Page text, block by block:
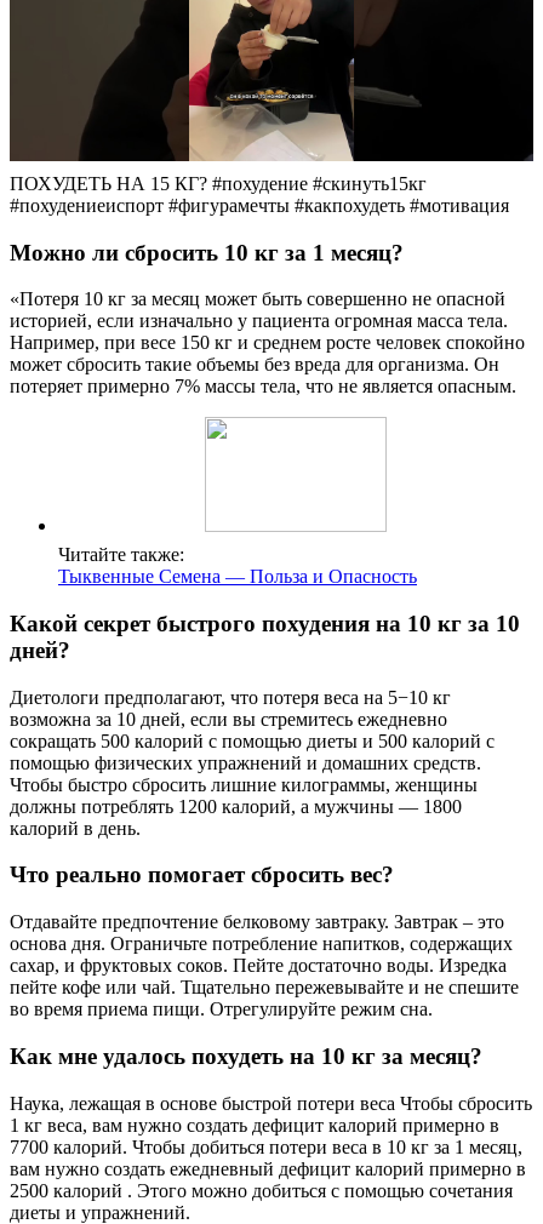
ПОХУДЕТЬ НА 15 КГ? #похудение #скинуть15кг
#похудениеиспорт #фигурамечты #какпохудеть #мотивация
Можно ли сбросить 10 кг за 1 месяц?
«Потеря 10 кг за месяц может быть совершенно не опасной
историей, если изначально у пациента огромная масса тела.
Например, при весе 150 кг и среднем росте человек спокойно
может сбросить такие объемы без вреда для организма. Он
потеряет примерно 7% массы тела, что не является опасным.
Читайте также:
Тыквенные Семена — Польза и Опасность
Какой секрет быстрого похудения на 10 кг за 10
дней?
Диетологи предполагают, что потеря веса на 5−10 кг
возможна за 10 дней, если вы стремитесь ежедневно
сокращать 500 калорий с помощью диеты и 500 калорий с
помощью физических упражнений и домашних средств.
Чтобы быстро сбросить лишние килограммы, женщины
должны потреблять 1200 калорий, а мужчины — 1800
калорий в день.
Что реально помогает сбросить вес?
Отдавайте предпочтение белковому завтраку. Завтрак – это
основа дня. Ограничьте потребление напитков, содержащих
сахар, и фруктовых соков. Пейте достаточно воды. Изредка
пейте кофе или чай. Тщательно пережевывайте и не спешите
во время приема пищи. Отрегулируйте режим сна.
Как мне удалось похудеть на 10 кг за месяц?
Наука, лежащая в основе быстрой потери веса Чтобы сбросить
1 кг веса, вам нужно создать дефицит калорий примерно в
7700 калорий. Чтобы добиться потери веса в 10 кг за 1 месяц,
вам нужно создать ежедневный дефицит калорий примерно в
2500 калорий . Этого можно добиться с помощью сочетания
диеты и упражнений.